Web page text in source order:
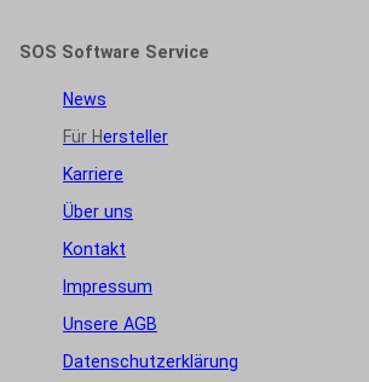
SOS Software Service
News
Für Hersteller
Karriere
Über uns
Kontakt
Impressum
Unsere AGB
Datenschutzerklärung